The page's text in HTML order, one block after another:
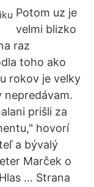
Potom uz je
velmi blizko
raz
toho ako
rokov je velky
nepredávam.
prišli za
hovorí
a bývalý
Marček o
… Strana